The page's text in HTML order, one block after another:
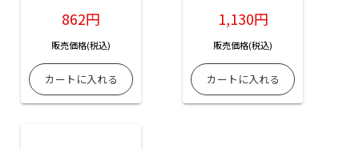
862円
販売価格(税込)
1,130円
販売価格(税込)